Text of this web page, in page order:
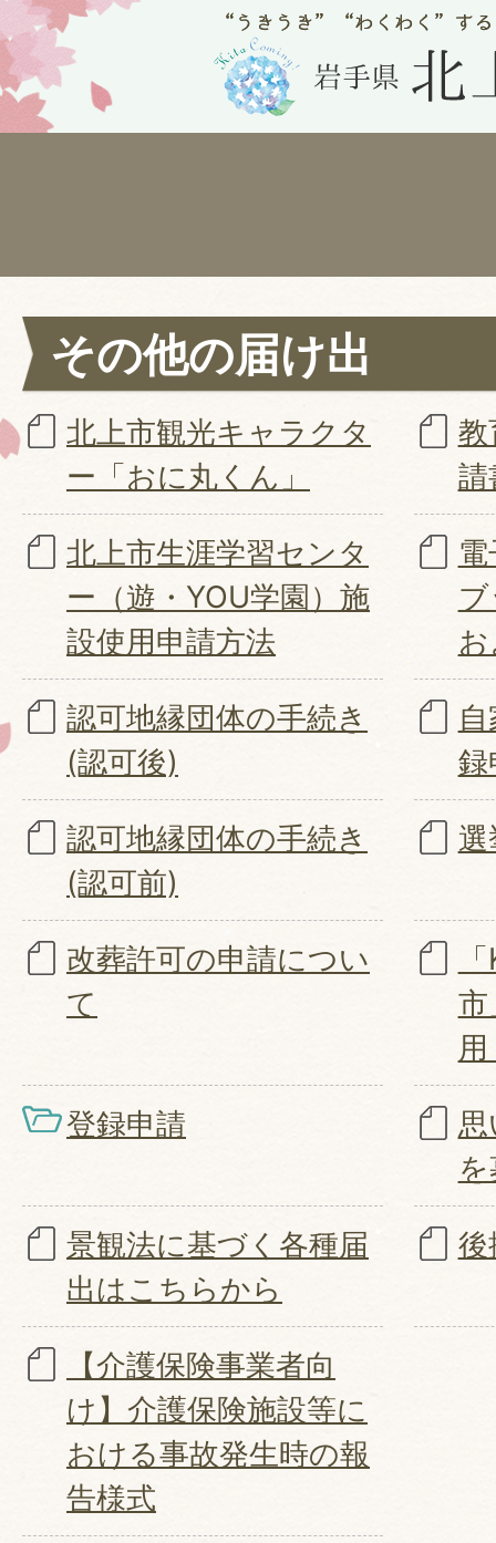
その他の届け出
北上市観光キャラクタ
ー「おに丸くん」
教
請
北上市生涯学習センタ
ー（遊・YOU学園）施
設使用申請方法
認可地縁団体の手続き
(認可後)
録
認可地縁団体の手続き
(認可前)
改葬許可の申請につい
て
市
登録申請
思
景観法に基づく各種届
出はこちらから
後
【介護保険事業者向
け】介護保険施設等に
おける事故発生時の報
告様式